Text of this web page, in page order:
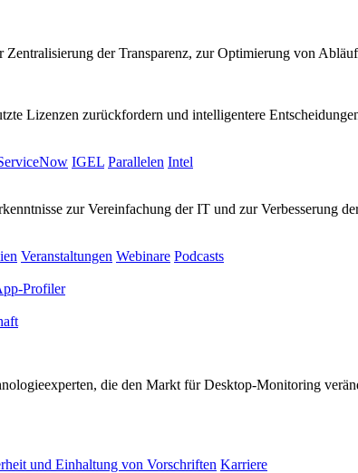
der Transparenz, zur Optimierung von
Lizenzen zurückfordern und intelligentere
IGEL Parallelen Intel
zur Vereinfachung der IT und zur Verbesserung
Veranstaltungen Webinare Podcasts
Profiler
die den Markt für Desktop-Monitoring
und Einhaltung von Vorschriften Karriere